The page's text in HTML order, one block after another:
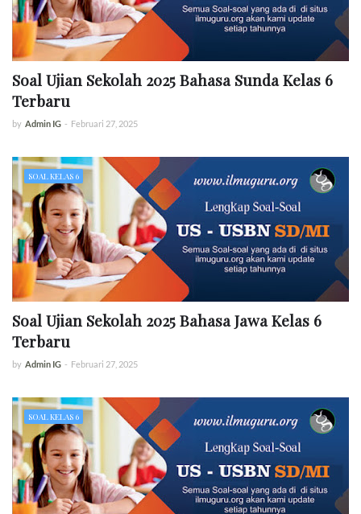
Soal Ujian Sekolah 2025 Bahasa Sunda Kelas 6
Terbaru
by Admin IG - Februari 27, 2025
SOAL KELAS 6
Soal Ujian Sekolah 2025 Bahasa Jawa Kelas 6
Terbaru
by Admin IG - Februari 27, 2025
SOAL KELAS 6